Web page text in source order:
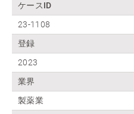
ケースID
23-1108
登録
2023
業界
製薬業